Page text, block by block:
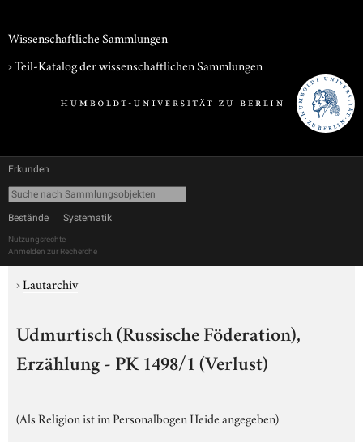
Wissenschaftliche Sammlungen
› Teil-Katalog der wissenschaftlichen Sammlungen
Erkunden
Bestände Systematik
Nutzungsrechte
Anmelden zur Recherche
›Lautarchiv
Udmurtisch (Russische Föderation),
Erzählung - PK 1498/1 (Verlust)
(Als Religion ist im Personalbogen Heide angegeben)